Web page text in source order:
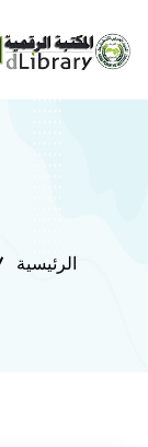
الرئيسية